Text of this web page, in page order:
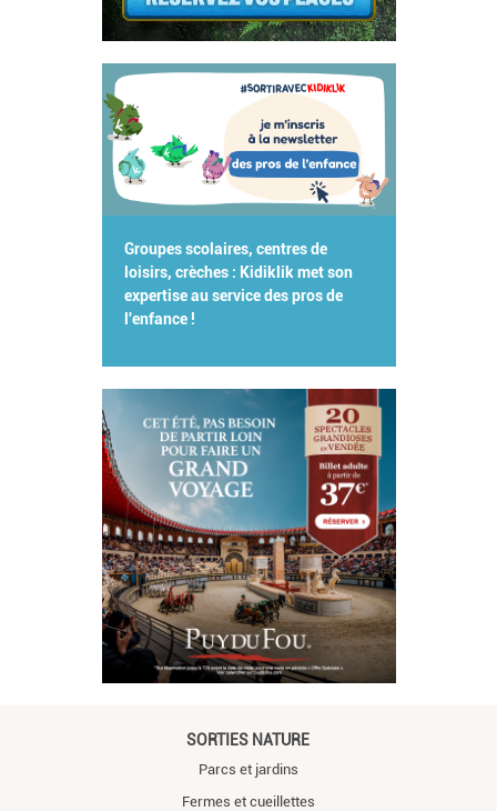
Groupes scolaires, centres de
loisirs, crèches : Kidiklik met son
expertise au service des pros de
l'enfance !
SORTIES NATURE
Parcs et jardins
Fermes et cueillettes